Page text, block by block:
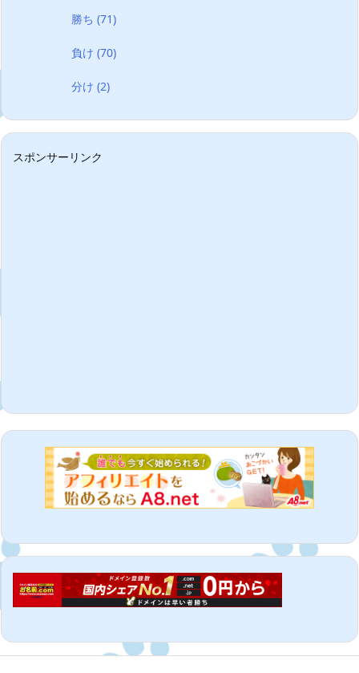
勝ち(71)
負け(70)
分け(2)
スポンサーリンク